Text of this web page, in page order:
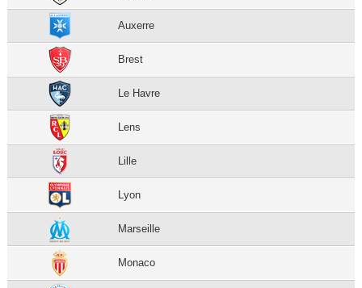
Auxerre
Brest
Le Havre
Lens
Lille
Lyon
Marseille
Monaco